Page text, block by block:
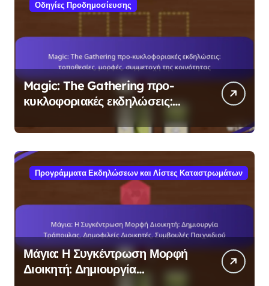
Οδηγίες Προδημοσίευσης
Magic: The Gathering προ-
κυκλοφοριακές εκδηλώσεις:
της κοινότητας
Προγράμματα Εκδηλώσεων και Λίστες Καταστρωμάτων
Μάγια: Η Συγκέντρωση Μορφή
Διοικητή: Δημιουργία